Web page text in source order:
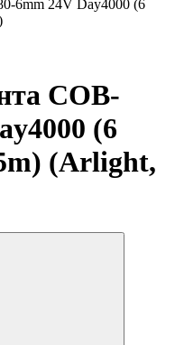
6mm 24V Day4000 (6
COB-
(6
(Arlight,